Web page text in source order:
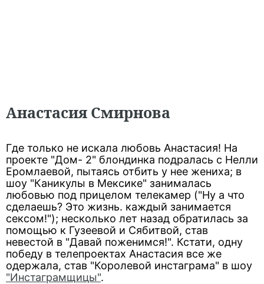
Анастасия Смирнова
Где только не искала любовь Анастасия! На
проекте "Дом- 2" блондинка подралась с Нелли
Еромлаевой, пытаясь отбить у нее жениха; в
шоу "Каникулы в Мексике" занималась
любовью под прицелом телекамер ("Ну а что
сделаешь? Это жизнь. каждый занимается
сексом!"); несколько лет назад обратилась за
помощью к Гузеевой и Сябитвой, став
невестой в "Давай поженимся!". Кстати, одну
победу в телепроектах Анастасия все же
одержала, став "Королевой инстаграма" в шоу
"Инстаграмщицы".